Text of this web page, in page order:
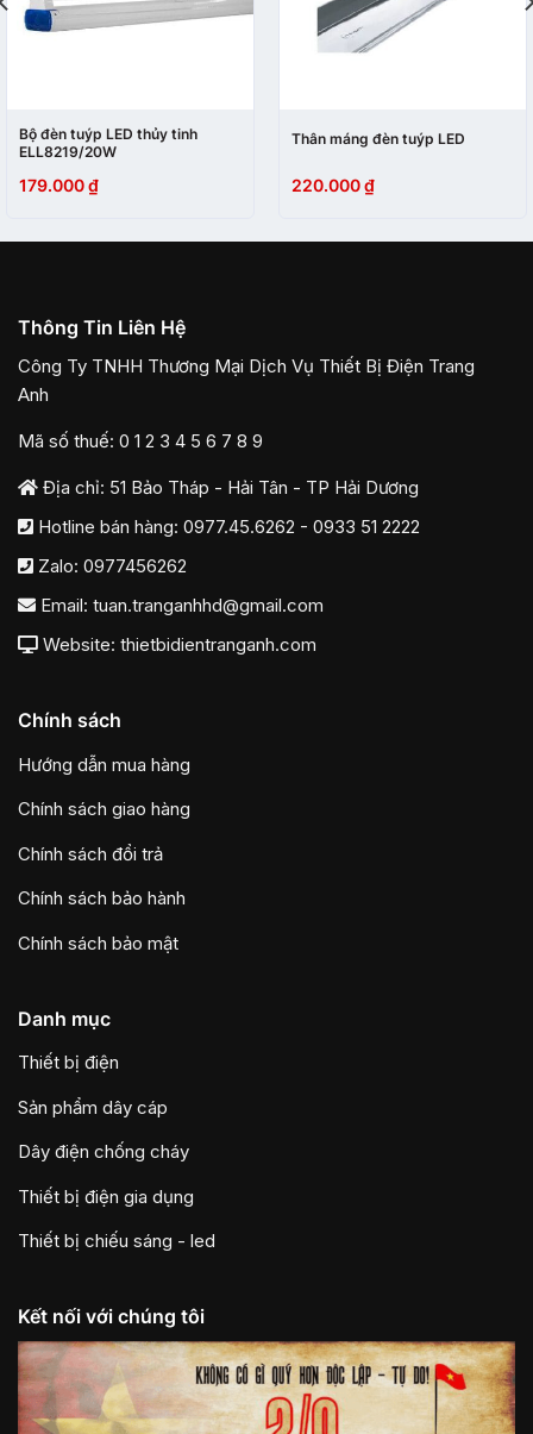
Bộ đèn tuýp LED thủy tinh
ELL8219/20W
179.000₫
Thân máng đèn tuýp LED
220.000₫
Thông Tin Liên Hệ
Công Ty TNHH Thương Mại Dịch Vụ Thiết Bị Điện Trang
Anh
Mã số thuế: 0 1 2 3 4 5 6 7 8 9
Địa chỉ: 51 Bảo Tháp - Hải Tân - TP Hải Dương
Hotline bán hàng: 0977.45.6262 - 0933 51 2222
Zalo: 0977456262
Email: tuan.tranganhhd@gmail.com
Website: thietbidientranganh.com
Chính sách
Hướng dẫn mua hàng
Chính sách giao hàng
Chính sách đổi trả
Chính sách bảo hành
Chính sách bảo mật
Danh mục
Thiết bị điện
Sản phẩm dây cáp
Dây điện chống cháy
Thiết bị điện gia dụng
Thiết bị chiếu sáng - led
Kết nối với chúng tôi